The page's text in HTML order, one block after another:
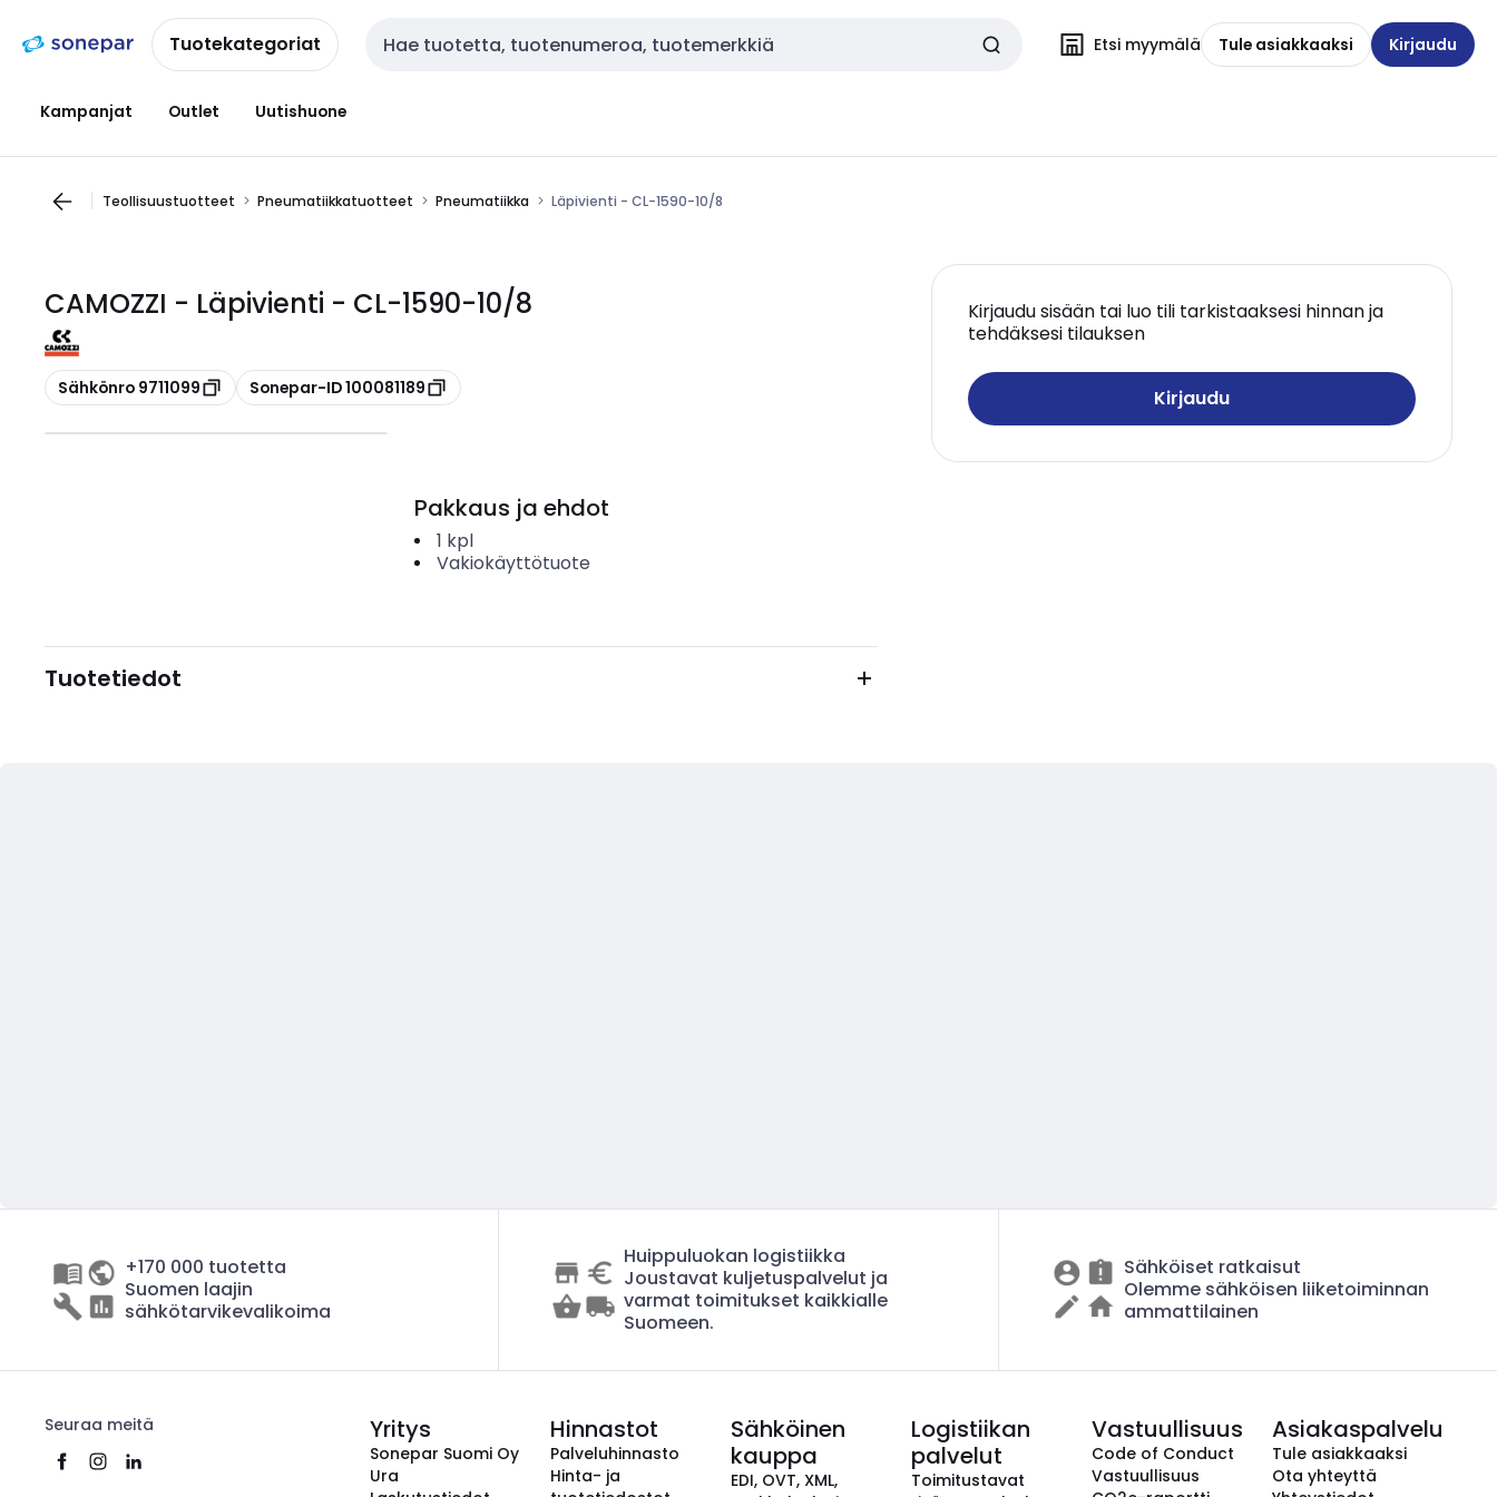
navigointiinsisältöönTuotekategoriat Haku Etsi myymälä Tule asiakkaaksi Kirjaudu
Kampanjat Outlet Uutishuone
Teollisuustuotteet Pneumatiikkatuotteet Pneumatiikka Läpivienti - CL-1590-10/8
CAMOZZI - Läpivienti - CL-1590-10/8
Kopioi
Sähkönro 9711099 Kopioi
Sonepar-ID 100081189
Kirjaudu sisään tai luo tili tarkistaaksesi hinnan ja
tehdäksesi tilauksen
Kirjaudu
Pakkaus ja ehdot
1 kpl
Vakiokäyttötuote
Tuotetiedot
+170 000 tuotetta
Suomen laajin
sähkötarvikevalikoima
Huippuluokan logistiikka
Joustavat kuljetuspalvelut ja
varmat toimitukset kaikkialle
Suomeen.
Sähköiset ratkaisut
Olemme sähköisen liiketoiminnan
ammattilainen
Seuraa meitä Yritys
Sonepar Suomi Oy
Ura
Hinnastot
Palveluhinnasto
Hinta- ja
Sähköinen
kauppa
EDI, OVT, XML,
Logistiikan
palvelut
Toimitustavat
Vastuullisuus
Code of Conduct
Vastuullisuus
Asiakaspalvelu
Tule asiakkaaksi
Ota yhteyttä